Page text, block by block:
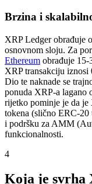
Brzina i
XRP Ledger obrađuje
osnovnom sloju. Za
Ethereum obrađuje 15-
XRP transakciju iznosi
Dio te naknade se
ponuda XRP-a lagano
rijetko pominje je da je
tokena (slično ERC-20
i podršku za AMM
funkcionalnosti.
4
Koja je svrha